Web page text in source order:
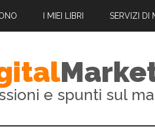
I MIEI LIBRI SERVIZI DI
e spunti sul